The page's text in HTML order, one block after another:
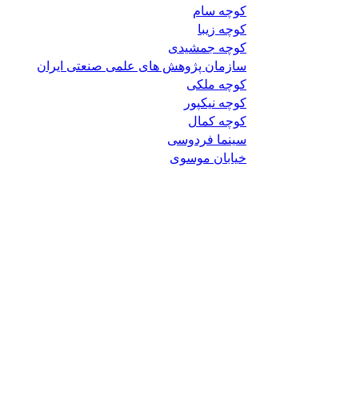
کوچه سام
کوچه زیبا
کوچه جمشیدی
سازمان پژوهش های علمی صنعتی ایران
کوچه ملکی
کوچه نیکپور
کوچه کمال
سینما فردوسی
خیابان موسوی